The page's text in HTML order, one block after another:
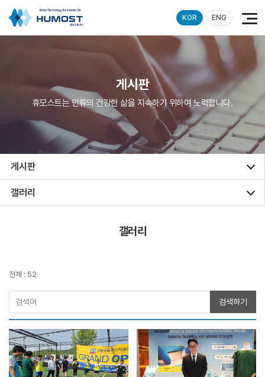
KOR ENG
게시판
휴모스트는 인류의 건강한 삶을 지속하기 위하여 노력합니다.
게시판
갤러리
갤러리
전체 : 52
검색하기